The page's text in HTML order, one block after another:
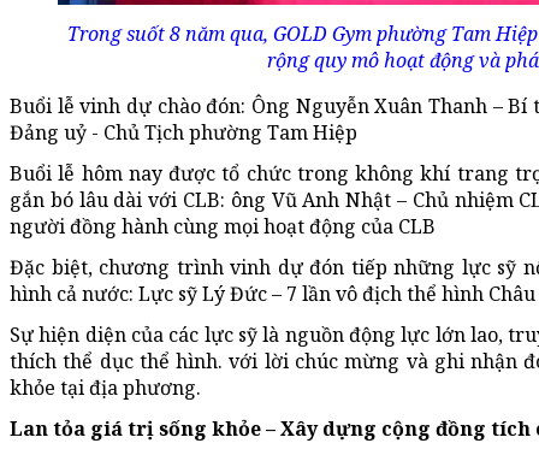
Trong suốt 8 năm qua, GOLD Gym phường Tam
rộng quy mô hoạt động và
Buổi lễ vinh dự chào đón: Ông Nguyễn Xuân Thanh –
Đảng uỷ - Chủ Tịch phường Tam Hiệp
Buổi lễ hôm nay được tổ chức trong không khí trang
gắn bó lâu dài với CLB: ông Vũ Anh Nhật – Chủ nhiệm
người đồng hành cùng mọi hoạt động của CLB
Đặc biệt, chương trình vinh dự đón tiếp những lực sỹ
hình cả nước: Lực sỹ Lý Đức – 7 lần vô địch thể hình
Sự hiện diện của các lực sỹ là nguồn động lực lớn lao,
thích thể dục thể hình. với lời chúc mừng và ghi nhận
khỏe tại địa phương.
Lan tỏa giá trị sống khỏe – Xây dựng cộng đồng tích